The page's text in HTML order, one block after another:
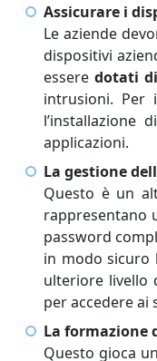
Assicurare i
Le aziende
dispositivi
esseredotati
intrusioni. Per i
l’installazione di
applicazioni.
La gestione
Questo è un
rappresentano
password
in modo sicuro
ulteriore livello
per accedere ai
La formazione
Questo gioca